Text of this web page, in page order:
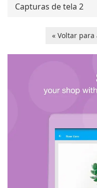
Capturas de tela 2
« Voltar